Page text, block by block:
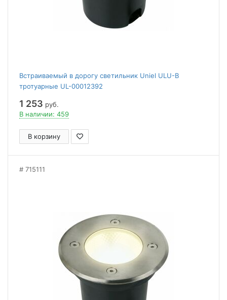
Встраиваемый в дорогу светильник Uniel ULU-B
тротуарные UL-00012392
1 253 руб.
В наличии: 459
В корзину
715111